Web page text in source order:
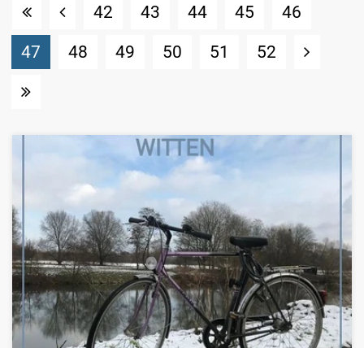
42 43 44 45
46
47 (Standort)
48 49 50 51 52